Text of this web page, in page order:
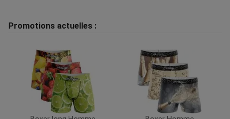
Promotions actuelles :